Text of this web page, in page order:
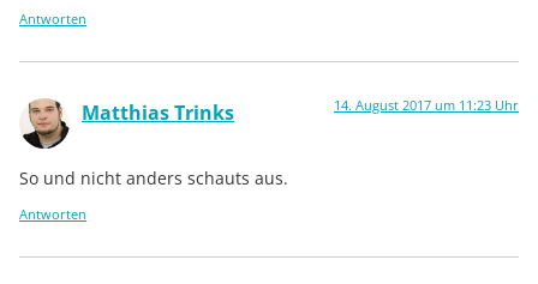
Antworten
Matthias Trinks 14. August 2017 um 11:23 Uhr
So und nicht anders schauts aus.
Antworten